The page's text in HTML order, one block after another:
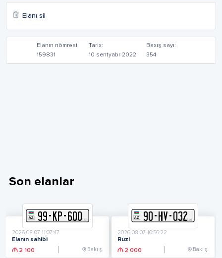
Elanı sil
Elanın nömrəsi:
159831
Tarix:
10 sentyabr 2022
Baxış sayı:
354
Son elanlar
99- KP-600
2026-08-07 11:07:47
Elanın sahibi
2 100
Bakı ş.
90- HV-032
2026-08-07 10:56:22
Ruzi
2 000
Bakı ş.